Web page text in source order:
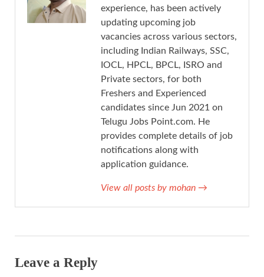
experience, has been actively
updating upcoming job
vacancies across various sectors,
including Indian Railways, SSC,
IOCL, HPCL, BPCL, ISRO and
Private sectors, for both
Freshers and Experienced
candidates since Jun 2021 on
Telugu Jobs Point.com. He
provides complete details of job
notifications along with
application guidance.
View all posts by mohan →
Leave a Reply